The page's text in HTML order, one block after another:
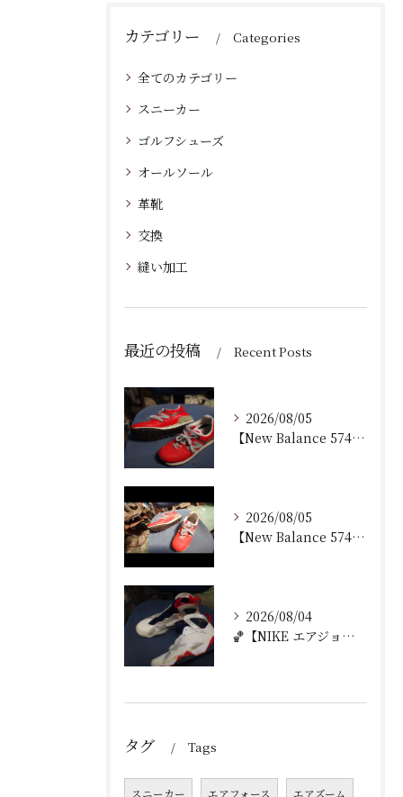
カテゴリー Categories
全てのカテゴリー
スニーカー
ゴルフシューズ
オールソール
革靴
交換
縫い加工
最近の投稿 Recent Posts
2026/08/05
【New Balance 574 修理｜加水分解したウェッジ...
2026/08/05
【New Balance 574 修理｜ウェッジヒール加水分...
2026/08/04
🏀【NIKE エアジョーダン7 加水分解修理｜ミッドソール交...
タグ Tags
スニーカー エアフォース エアズーム